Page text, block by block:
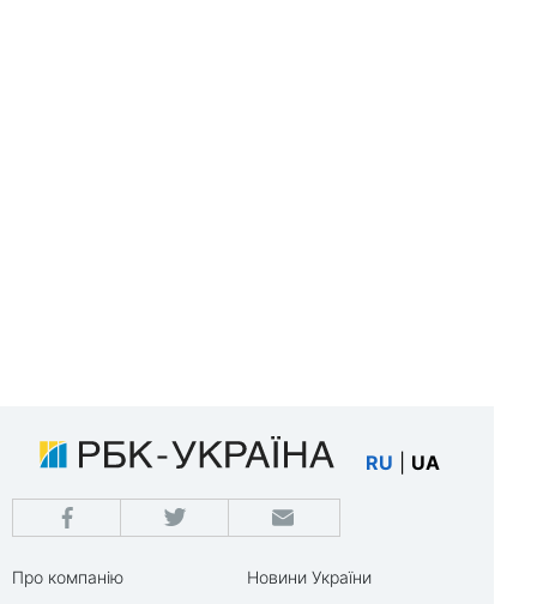
RU UA
Про компанію
Новини України